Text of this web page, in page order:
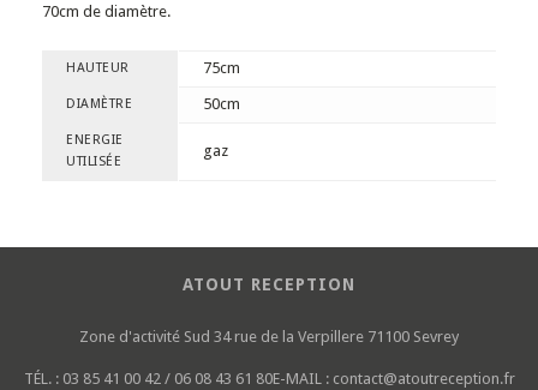
70cm de diamètre.
HAUTEUR 75cm
DIAMÈTRE 50cm
ENERGIE
UTILISÉE
gaz
ATOUT RECEPTION
Zone d'activité Sud 34 rue de la Verpillere 71100 Sevrey
TÉL. : 03 85 41 00 42 / 06 08 43 61 80E-MAIL : contact@atoutreception.fr